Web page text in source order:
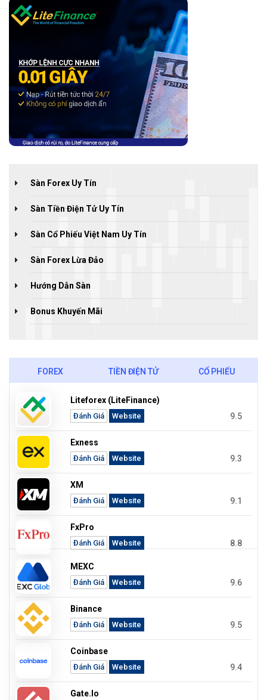
Sàn Forex Uy Tín
Sàn Tiền Điện Tử Uy Tín
Sàn Cổ Phiếu Việt Nam Uy Tín
Sàn Forex Lừa Đảo
Hướng Dẫn Sàn
Bonus Khuyến Mãi
FOREX TIỀN ĐIỆN TỬ CỔ PHIẾU
Liteforex (LiteFinance)
Đánh Giá Website 9.5
Exness
Đánh Giá Website 9.3
XM
Đánh Giá Website 9.1
FxPro
Đánh Giá Website 8.8
MEXC
Đánh Giá Website 9.6
Binance
Đánh Giá Website 9.5
Coinbase
Đánh Giá Website 9.4
Gate.io